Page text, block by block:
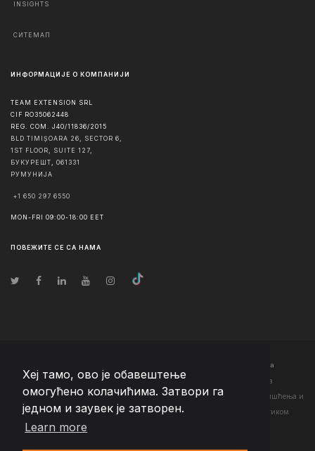
Хеј тамо, ово је обавештење
омогућено колачићима. Затвори га
једном и заувек је затворен.
Learn more
INSIGHTS
СИТЕМАП
ИНФОРМАЦИЈЕ О КОМПАНИЈИ
TEAM EXTENSION SRL
CIF RO35062448
REG. COM. J40/11836/2015
BLD TIMIȘOARA 26, SECTOR 6,
1ST FLOOR, SUITE 127,
БУКУРЕШТ
061331
РУМУНИЈА
+1 650 297 6550
MON-FRI 09:00-18:00 EET
ПОВЕЖИТЕ СЕ СА НАМА
- Сва права задржана
Changelog● Коришћењем ове странице слажете се са нашим <а
href="https://teamextension.rs/sr/pravni/uslovi-koriscenja">Условима коришћења и
<а href="https://teamextension.rs/sr/pravni/pravila-privatnosti">Политиком